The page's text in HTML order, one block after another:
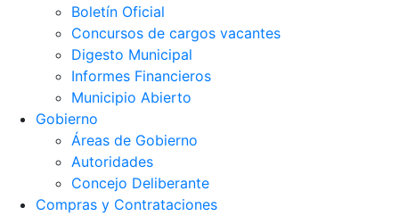
Boletín Oficial
Concursos de cargos vacantes
Digesto Municipal
Informes Financieros
Municipio Abierto
Gobierno
Áreas de Gobierno
Autoridades
Concejo Deliberante
Compras y Contrataciones